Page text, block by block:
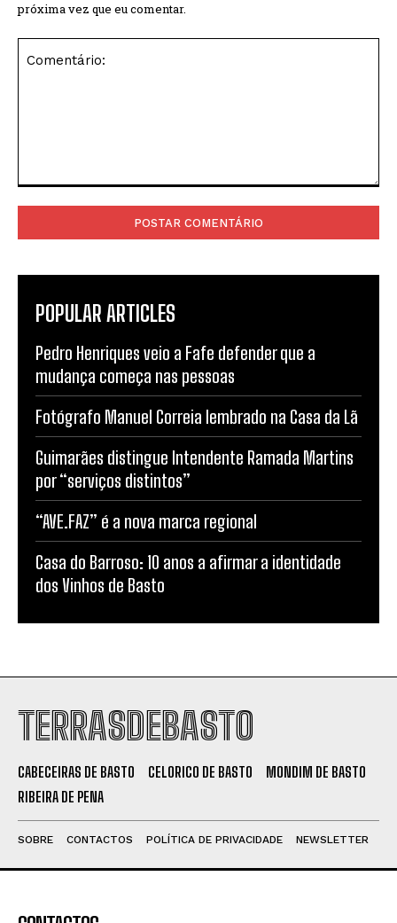
próxima vez que eu comentar.
POPULAR ARTICLES
Pedro Henriques veio a Fafe defender que a
mudança começa nas pessoas
Fotógrafo Manuel Correia lembrado na Casa da Lã
Guimarães distingue Intendente Ramada Martins
por “serviços distintos”
“AVE.FAZ” é a nova marca regional
Casa do Barroso: 10 anos a afirmar a identidade
dos Vinhos de Basto
TERRASDEBASTO
CABECEIRAS DE BASTO CELORICO DE BASTO
MONDIM DE BASTO
RIBEIRA DE PENA
SOBRE CONTACTOS POLÍTICA DE PRIVACIDADE NEWSLETTER